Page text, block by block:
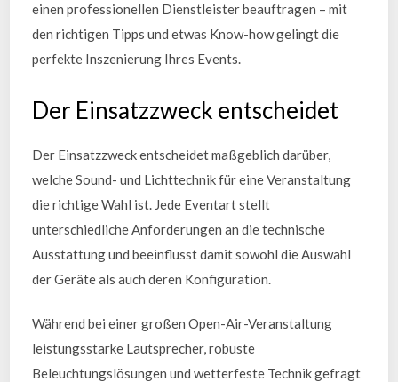
einen professionellen Dienstleister beauftragen – mit
den richtigen Tipps und etwas Know-how gelingt die
perfekte Inszenierung Ihres Events.
Der Einsatzzweck entscheidet
Der Einsatzzweck entscheidet maßgeblich darüber,
welche Sound- und Lichttechnik für eine Veranstaltung
die richtige Wahl ist. Jede Eventart stellt
unterschiedliche Anforderungen an die technische
Ausstattung und beeinflusst damit sowohl die Auswahl
der Geräte als auch deren Konfiguration.
Während bei einer großen Open-Air-Veranstaltung
leistungsstarke Lautsprecher, robuste
Beleuchtungslösungen und wetterfeste Technik gefragt